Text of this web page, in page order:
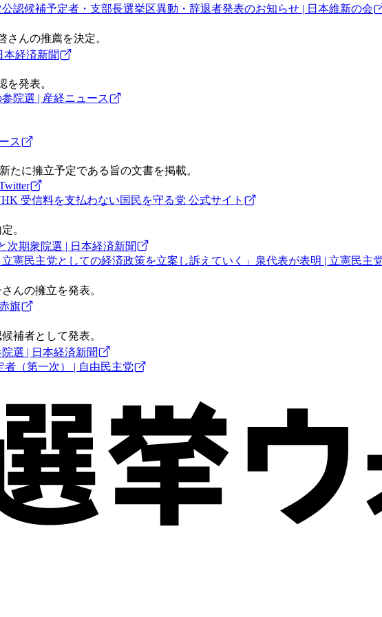
認候補予定者・支部長選挙区異動・辞退者発表のお知らせ | 日本維新の会
さんの推薦を決定。
経済新聞
を発表。
院選 | 産経ニュース
ス
たに擁立予定である旨の文書を掲載。
受信料を支払わない国民を守る党 公式サイト
。
期衆院選 | 日本経済新聞
立憲民主党としての経済政策を立案し訴えていく」泉代表が表明 | 立憲民主
んの擁立を発表。
旗
補者として発表。
選 | 日本経済新聞
（第一次） | 自由民主党